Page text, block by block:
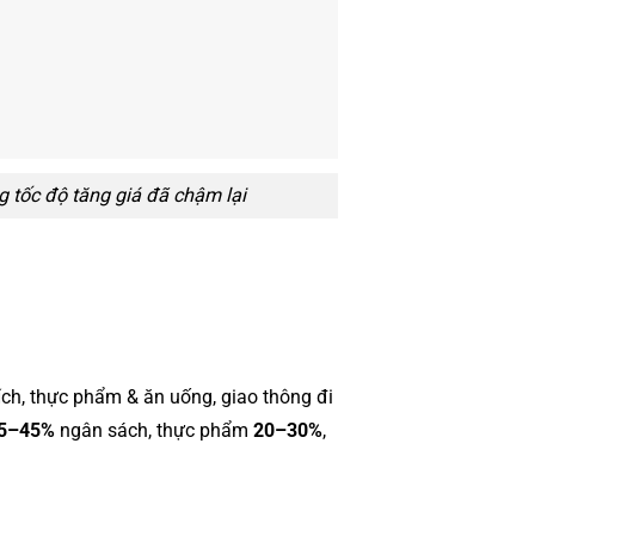
tốc độ tăng giá đã chậm lại
thực phẩm & ăn uống, giao thông đi
ngân sách, thực phẩm 20–30%,